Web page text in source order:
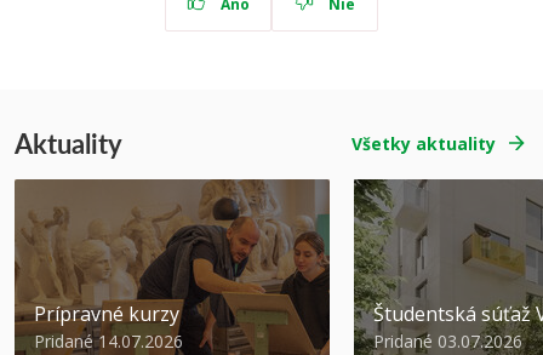
Áno Nie
Aktuality Všetky aktuality
Prípravné kurzy
Pridané 14.07.2026
Študentská súťaž
Pridané 03.07.2026